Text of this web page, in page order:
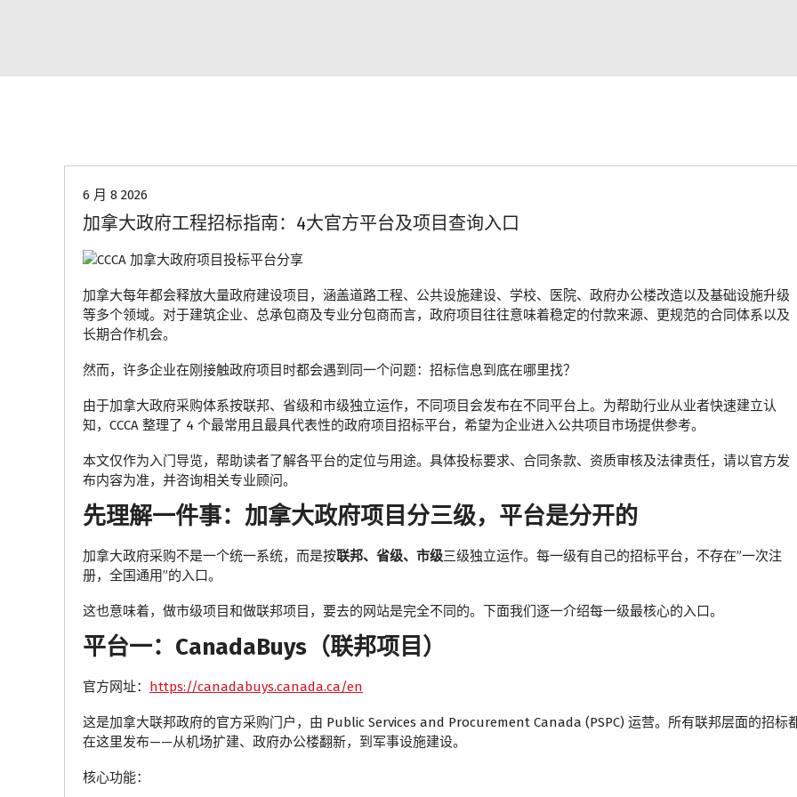
6 月 8 2026
加拿大政府工程招标指南：4大官方平台及项目查询入口
加拿大每年都会释放大量政府建设项目，涵盖道路工程、公共设施建设、学校、医院、政府办公楼改造以及基础设施升级
等多个领域。对于建筑企业、总承包商及专业分包商而言，政府项目往往意味着稳定的付款来源、更规范的合同体系以及
长期合作机会。
然而，许多企业在刚接触政府项目时都会遇到同一个问题：招标信息到底在哪里找？
由于加拿大政府采购体系按联邦、省级和市级独立运作，不同项目会发布在不同平台上。为帮助行业从业者快速建立认
知，CCCA 整理了 4 个最常用且最具代表性的政府项目招标平台，希望为企业进入公共项目市场提供参考。
本文仅作为入门导览，帮助读者了解各平台的定位与用途。具体投标要求、合同条款、资质审核及法律责任，请以官方发
布内容为准，并咨询相关专业顾问。
先理解一件事：加拿大政府项目分三级，平台是分开的
加拿大政府采购不是一个统一系统，而是按联邦、省级、市级三级独立运作。每一级有自己的招标平台，不存在”一次注
册，全国通用”的入口。
这也意味着，做市级项目和做联邦项目，要去的网站是完全不同的。下面我们逐一介绍每一级最核心的入口。
平台一：CanadaBuys（联邦项目）
官方网址： https://canadabuys.canada.ca/en
这是加拿大联邦政府的官方采购门户，由 Public Services and Procurement Canada (PSPC) 运营。所有联邦层面的招标
在这里发布——从机场扩建、政府办公楼翻新，到军事设施建设。
核心功能：